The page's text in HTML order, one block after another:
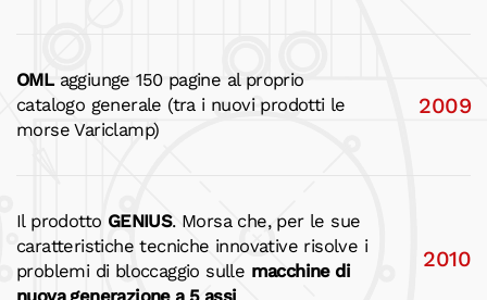
OMLaggiunge 150 pagine al proprio
catalogo generale (tra i nuovi prodotti le
morse Variclamp)
2009
Il prodotto GENIUS. Morsa che, per le sue
caratteristiche tecniche innovative risolve i
problemi di bloccaggio sulle macchine di
2010